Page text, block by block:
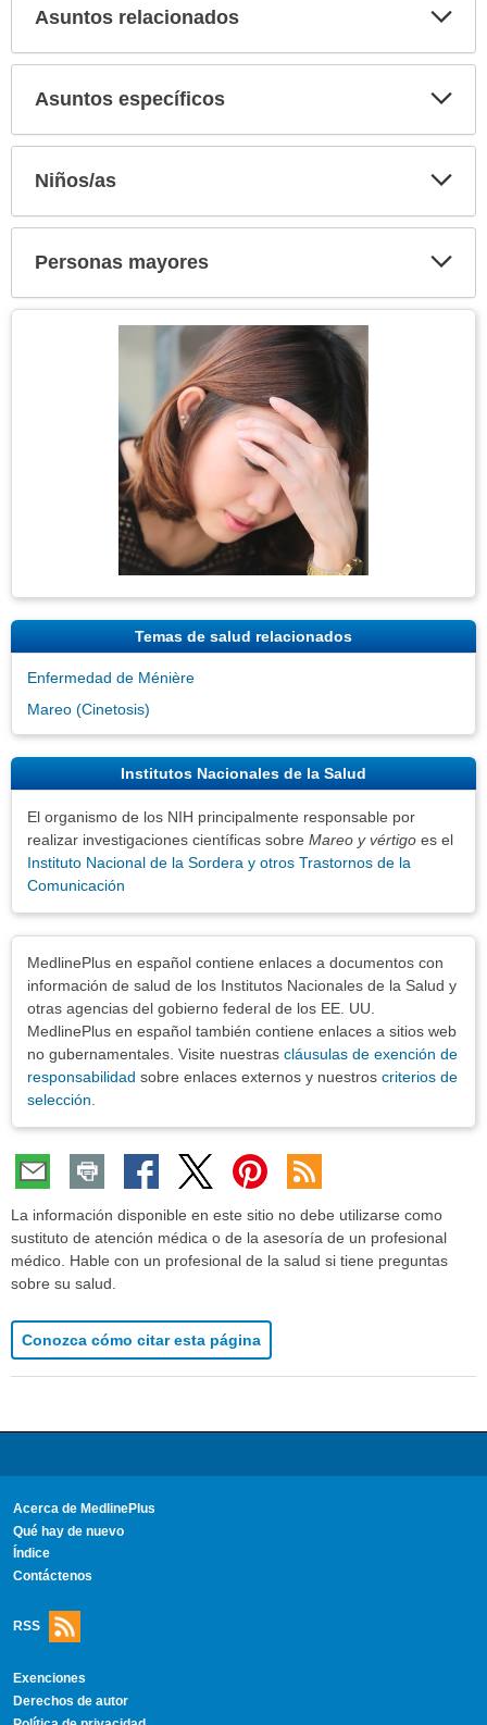
Asuntos relacionados
Asuntos específicos
Niños/as
Personas mayores
Temas de salud relacionados
Enfermedad de Ménière
Mareo (Cinetosis)
Institutos Nacionales de la Salud
El organismo de los NIH principalmente responsable por
realizar investigaciones científicas sobre Mareo y vértigo es el
Instituto Nacional de la Sordera y otros Trastornos de la
Comunicación
MedlinePlus en español contiene enlaces a documentos con
información de salud de los Institutos Nacionales de la Salud y
otras agencias del gobierno federal de los EE. UU.
MedlinePlus en español también contiene enlaces a sitios web
no gubernamentales. Visite nuestras cláusulas de exención de
responsabilidad sobre enlaces externos y nuestros criterios de
selección
La información disponible en este sitio no debe utilizarse como
sustituto de atención médica o de la asesoría de un profesional
médico. Hable con un profesional de la salud si tiene preguntas
sobre su salud.
Conozca cómo citar esta página
Acerca de MedlinePlus
Qué hay de nuevo
Índice
Contáctenos
RSS
Exenciones
Derechos de autor